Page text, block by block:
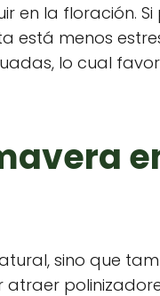
en la floración.
está menos
lo cual
sino que
atraer